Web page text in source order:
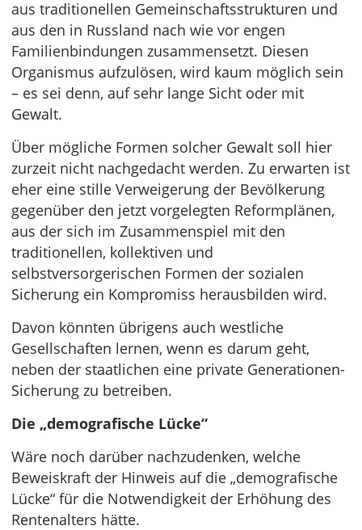
aus traditionellen Gemeinschaftsstrukturen und
aus den in Russland nach wie vor engen
Familienbindungen zusammensetzt. Diesen
Organismus aufzulösen, wird kaum möglich sein
– es sei denn, auf sehr lange Sicht oder mit
Gewalt.
Über mögliche Formen solcher Gewalt soll hier
zurzeit nicht nachgedacht werden. Zu erwarten ist
eher eine stille Verweigerung der Bevölkerung
gegenüber den jetzt vorgelegten Reformplänen,
aus der sich im Zusammenspiel mit den
traditionellen, kollektiven und
selbstversorgerischen Formen der sozialen
Sicherung ein Kompromiss herausbilden wird.
Davon könnten übrigens auch westliche
Gesellschaften lernen, wenn es darum geht,
neben der staatlichen eine private Generationen-
Sicherung zu betreiben.
Die „demografische Lücke“
Wäre noch darüber nachzudenken, welche
Beweiskraft der Hinweis auf die „demografische
Lücke“ für die Notwendigkeit der Erhöhung des
Rentenalters hätte.